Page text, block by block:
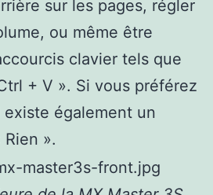
sur les pages, régler
ou même être
clavier tels que
+ V ». Si vous préférez
également un
».